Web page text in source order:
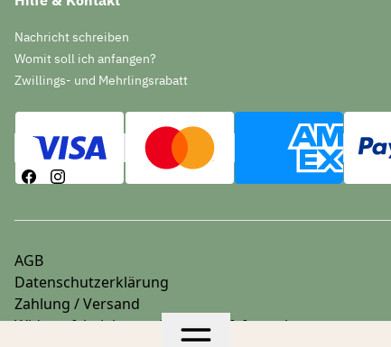
Nachricht schreiben
Womit soll ich anfangen?
Zwillings- und Mehrlingsrabatt
AGB
Datenschutzerklärung
Zahlung / Versand
Widerrufsbelehrung & Widerrufsformular